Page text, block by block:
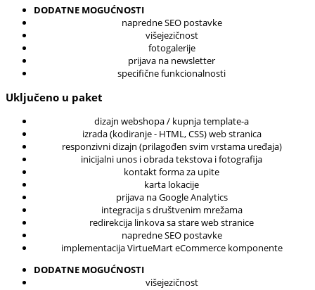
DODATNE MOGUĆNOSTI
napredne SEO postavke
višejezičnost
fotogalerije
prijava na newsletter
specifične funkcionalnosti
Uključeno u paket
dizajn webshopa / kupnja template-a
izrada (kodiranje - HTML, CSS) web stranica
responzivni dizajn (prilagođen svim vrstama uređaja)
inicijalni unos i obrada tekstova i fotografija
kontakt forma za upite
karta lokacije
prijava na Google Analytics
integracija s društvenim mrežama
redirekcija linkova sa stare web stranice
napredne SEO postavke
implementacija VirtueMart eCommerce komponente
DODATNE MOGUĆNOSTI
višejezičnost